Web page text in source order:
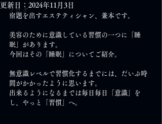
ブログ
更新日： 2024年11月3日
宿題を出すエステティシャン、兼本です。
美容のために意識している習慣の一つに「睡
眠」があります。
今回はその「睡眠」についてご紹介。
無意識レベルで習慣化するまでには、だいぶ時
間がかかったように思います。
出来るようになるまでは毎日毎日「意識」を
し、やっと「習慣」へ。